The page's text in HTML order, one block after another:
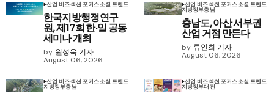
산업 비즈섹션 포커스소셜 트렌드
한국지방행정연구
원, 제17회 한·일 공동
세미나 개최
by 원성욱 기자
August 06, 2026
산업 비즈섹션 포커스소셜 트렌드
지방정부충남
충남도, 아산 서부권
산업 거점 만든다
by 류인희 기자
August 06, 2026
산업 비즈섹션 포커스소셜 트렌드
지방정부충남
산업 비즈섹션 포커스소셜 트렌드
지방정부대전